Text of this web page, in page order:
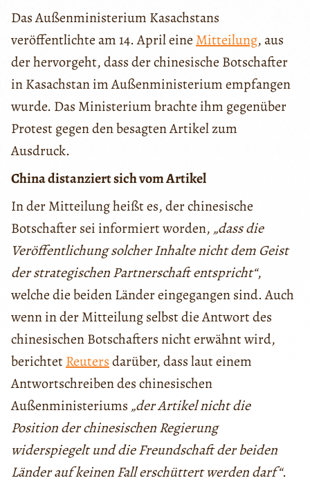
Das Außenministerium Kasachstans
veröffentlichte am 14. April eine Mitteilung, aus
der hervorgeht, dass der chinesische Botschafter
in Kasachstan im Außenministerium empfangen
wurde. Das Ministerium brachte ihm gegenüber
Protest gegen den besagten Artikel zum
Ausdruck.
China distanziert sich vom Artikel
In der Mitteilung heißt es, der chinesische
Botschafter sei informiert worden, „dass die
Veröffentlichung solcher Inhalte nicht dem Geist
der strategischen Partnerschaft entspricht“,
welche die beiden Länder eingegangen sind. Auch
wenn in der Mitteilung selbst die Antwort des
chinesischen Botschafters nicht erwähnt wird,
berichtetReutersdarüber, dass laut einem
Antwortschreiben des chinesischen
Außenministeriums „der Artikel nicht die
Position der chinesischen Regierung
widerspiegelt und die Freundschaft der beiden
Länder auf keinen Fall erschüttert werden darf“.